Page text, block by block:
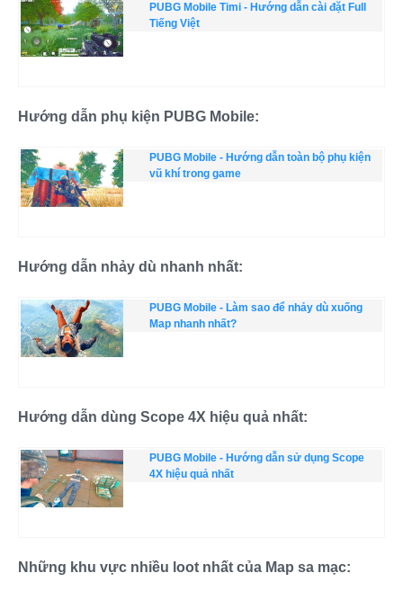
PUBG Mobile Timi - Hướng dẫn cài đặt Full
Tiếng Việt
Hướng dẫn phụ kiện PUBG Mobile:
PUBG Mobile - Hướng dẫn toàn bộ phụ kiện
vũ khí trong game
Hướng dẫn nhảy dù nhanh nhất:
PUBG Mobile - Làm sao để nhảy dù xuống
Map nhanh nhất?
Hướng dẫn dùng Scope 4X hiệu quả nhất:
PUBG Mobile - Hướng dẫn sử dụng Scope
4X hiệu quả nhất
Những khu vực nhiều loot nhất của Map sa mạc: